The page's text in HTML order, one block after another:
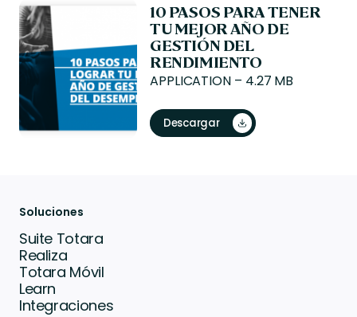
10 PASOS PARA TENER
TU MEJOR AÑO DE
GESTIÓN DEL
RENDIMIENTO
APPLICATION – 4.27 MB
Descargar
Soluciones
Suite Totara
Realiza
Totara Móvil
Learn
Integraciones